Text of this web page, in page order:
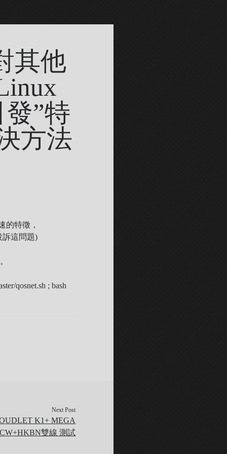
其他
發”特
方法
的特徵，
訴這問題)
qosnet.sh ; bash
Next Post
K1+ MEGA
雙線 測試